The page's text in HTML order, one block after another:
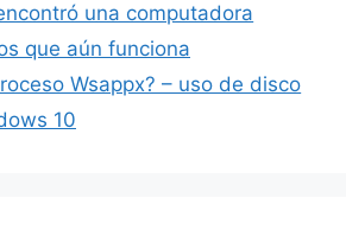
una computadora
que aún funciona
Wsappx? – uso de disco
10